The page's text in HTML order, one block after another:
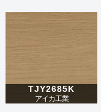
TJY2685K
アイカ工業